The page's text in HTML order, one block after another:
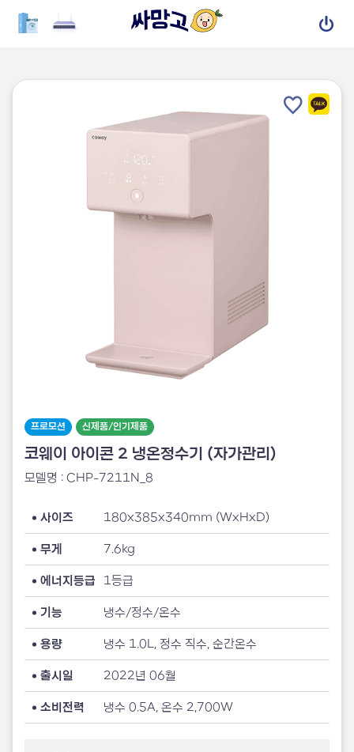
프로모션 신제품/인기제품
코웨이 아이콘 2 냉온정수기 (자가관리)
모델명 : CHP-7211N_8
사이즈 180x385x340mm (WxHxD)
무게 7.6kg
에너지등급 1등급
기능 냉수/정수/온수
용량 냉수 1.0L, 정수 직수, 순간온수
출시일 2022년 06월
소비전력 냉수 0.5A, 온수 2,700W